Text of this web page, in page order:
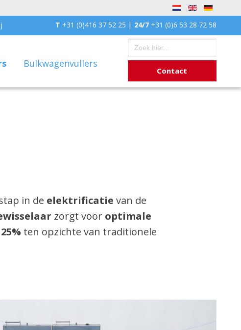
T +31 (0)416 37 52 25 | 24/7 +31 (0)6 53 28 72 58
Bulkwagenvullers
Zoek
naar:
Contact
in de elektrificatie van de
zorgt voor optimale
25% ten opzichte van traditionele